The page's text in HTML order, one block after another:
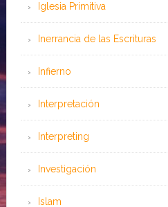
Iglesia Primitiva
Inerrancia de las Escrituras
Infierno
Interpretación
Interpreting
Investigación
Islam